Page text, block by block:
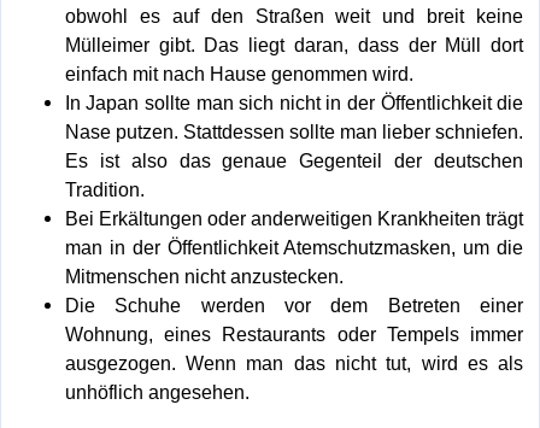
obwohl es auf den Straßen weit und breit keine
Mülleimer gibt. Das liegt daran, dass der Müll dort
einfach mit nach Hause genommen wird.
In Japan sollte man sich nicht in der Öffentlichkeit die
Nase putzen. Stattdessen sollte man lieber schniefen.
Es ist also das genaue Gegenteil der deutschen
Tradition.
Bei Erkältungen oder anderweitigen Krankheiten trägt
man in der Öffentlichkeit Atemschutzmasken, um die
Mitmenschen nicht anzustecken.
Die Schuhe werden vor dem Betreten einer
Wohnung, eines Restaurants oder Tempels immer
ausgezogen. Wenn man das nicht tut, wird es als
unhöflich angesehen.